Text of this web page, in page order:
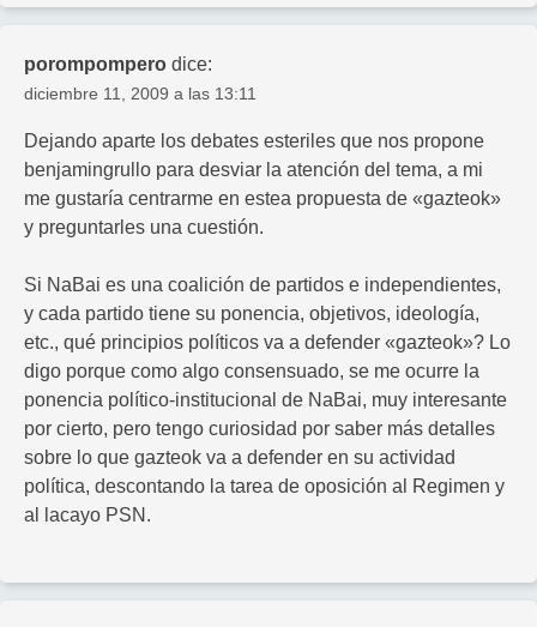
porompompero dice:
diciembre 11, 2009 a las 13:11
Dejando aparte los debates esteriles que nos propone
benjamingrullo para desviar la atención del tema, a mi
me gustaría centrarme en estea propuesta de «gazteok»
y preguntarles una cuestión.
Si NaBai es una coalición de partidos e independientes,
y cada partido tiene su ponencia, objetivos, ideología,
etc., qué principios políticos va a defender «gazteok»? Lo
digo porque como algo consensuado, se me ocurre la
ponencia político-institucional de NaBai, muy interesante
por cierto, pero tengo curiosidad por saber más detalles
sobre lo que gazteok va a defender en su actividad
política, descontando la tarea de oposición al Regimen y
al lacayo PSN.